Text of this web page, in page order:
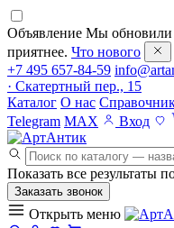
Объявление Мы обновили
приятнее. Что нового
+7 495 657-84-59
· Скатертный пер., 15
Каталог О нас
Telegram MAX Вход
Показать все результаты
Заказать звонок
Открыть меню